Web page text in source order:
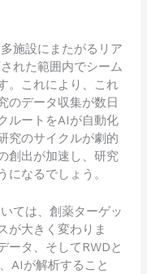
施設にまたがるリア
れた範囲内でシーム
。これにより、これ
のデータ収集が数日
ルートをAIが自動化
究のサイクルが劇的
創出が加速し、研究
なるでしょう。
ては、創薬ターゲッ
が大きく変わりま
ータ、そしてRWDと
AIが解析すること